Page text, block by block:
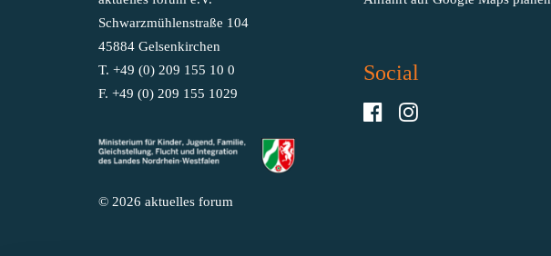
Schwarzmühlenstraße 104
45884 Gelsenkirchen
T. +49 (0) 209 155 10 0
F. +49 (0) 209 155 1029
© 2026 aktuelles forum
Social